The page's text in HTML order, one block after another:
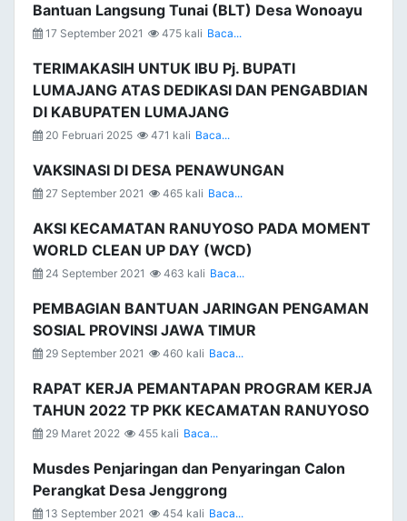
Bantuan Langsung Tunai (BLT) Desa Wonoayu
17 September 2021 475 kali Baca...
TERIMAKASIH UNTUK IBU Pj. BUPATI
LUMAJANG ATAS DEDIKASI DAN PENGABDIAN
DI KABUPATEN LUMAJANG
20 Februari 2025 471 kali Baca...
VAKSINASI DI DESA PENAWUNGAN
27 September 2021 465 kali Baca...
AKSI KECAMATAN RANUYOSO PADA MOMENT
WORLD CLEAN UP DAY (WCD)
24 September 2021 463 kali Baca...
PEMBAGIAN BANTUAN JARINGAN PENGAMAN
SOSIAL PROVINSI JAWA TIMUR
29 September 2021 460 kali Baca...
RAPAT KERJA PEMANTAPAN PROGRAM KERJA
TAHUN 2022 TP PKK KECAMATAN RANUYOSO
29 Maret 2022 455 kali Baca...
Musdes Penjaringan dan Penyaringan Calon
Perangkat Desa Jenggrong
13 September 2021 454 kali Baca...